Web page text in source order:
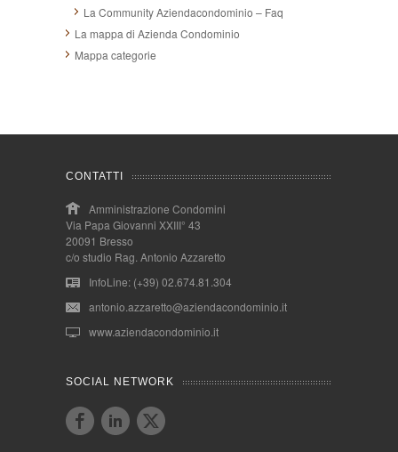
La Community Aziendacondominio – Faq
La mappa di Azienda Condominio
Mappa categorie
CONTATTI
Amministrazione Condomini
Via Papa Giovanni XXIII° 43
20091 Bresso
c/o studio Rag. Antonio Azzaretto
InfoLine: (+39) 02.674.81.304
antonio.azzaretto@aziendacondominio.it
www.aziendacondominio.it
SOCIAL NETWORK